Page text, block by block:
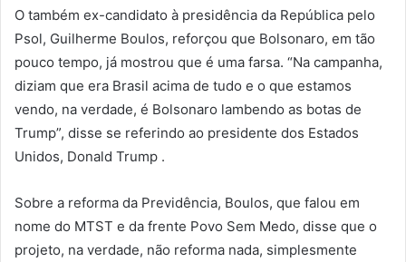
O também ex-candidato à presidência da República pelo
Psol, Guilherme Boulos, reforçou que Bolsonaro, em tão
pouco tempo, já mostrou que é uma farsa. “Na campanha,
diziam que era Brasil acima de tudo e o que estamos
vendo, na verdade, é Bolsonaro lambendo as botas de
Trump”, disse se referindo ao presidente dos Estados
Unidos, Donald Trump .
Sobre a reforma da Previdência, Boulos, que falou em
nome do MTST e da frente Povo Sem Medo, disse que o
projeto, na verdade, não reforma nada, simplesmente